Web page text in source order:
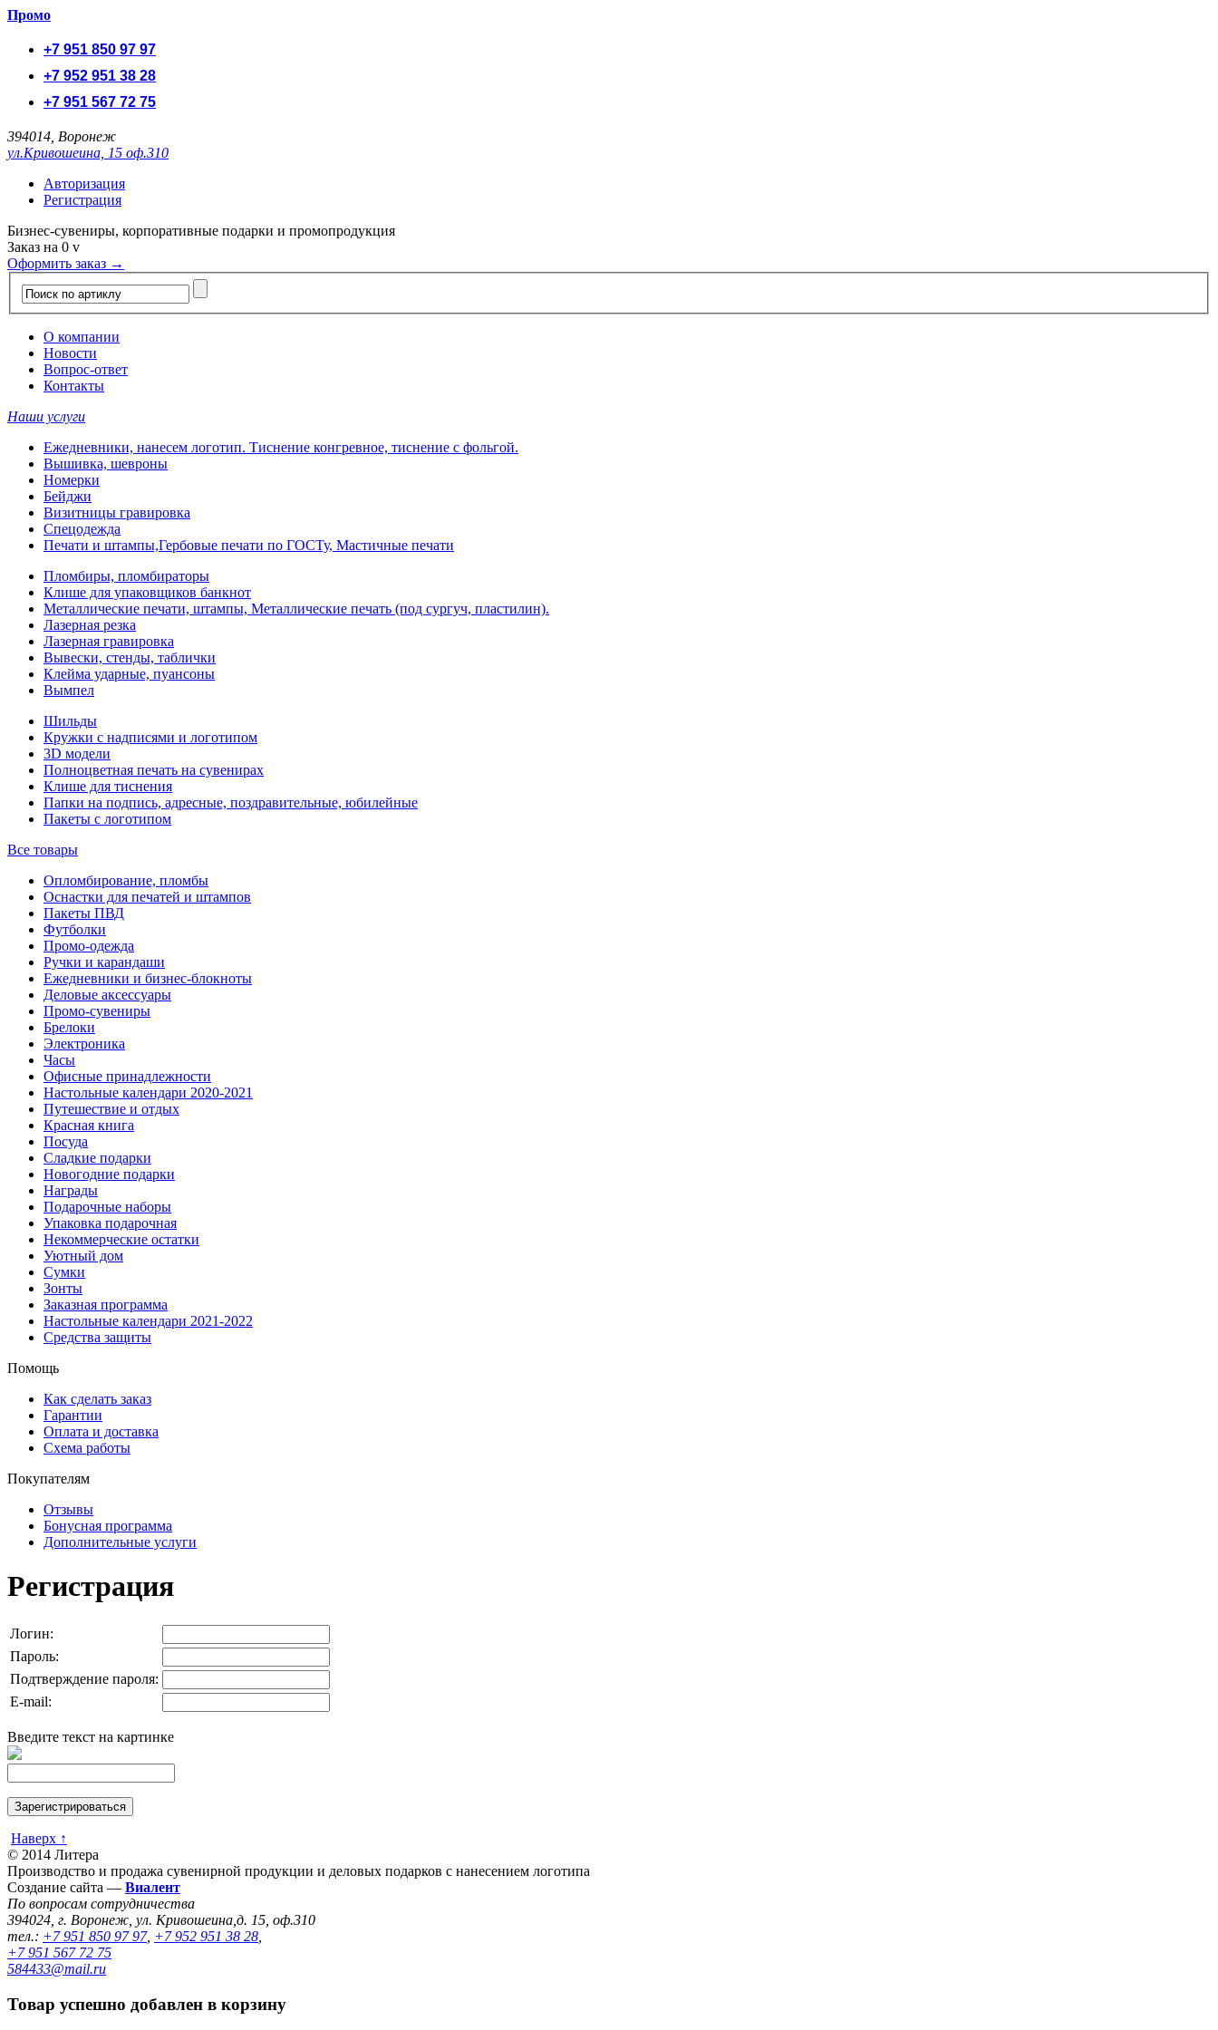
Промо
+7 951 850 97 97
+7 952 951 38 28
+7 951 567 72 75
394014, Воронеж
ул.Кривошеина, 15 оф.310
Авторизация
Регистрация
Бизнес-сувениры, корпоративные подарки и промопродукция
Заказ на 0 v
Оформить заказ →
О компании
Новости
Вопрос-ответ
Контакты
Наши услуги
Ежедневники, нанесем логотип. Тиснение конгревное, тиснение с фольгой.
Вышивка, шевроны
Номерки
Бейджи
Визитницы гравировка
Спецодежда
Печати и штампы,Гербовые печати по ГОСТу, Мастичные печати
Пломбиры, пломбираторы
Клише для упаковщиков банкнот
Металлические печати, штампы, Металлические печать (под сургуч, пластилин).
Лазерная резка
Лазерная гравировка
Вывески, стенды, таблички
Клейма ударные, пуансоны
Вымпел
Шильды
Кружки с надписями и логотипом
3D модели
Полноцветная печать на сувенирах
Клише для тиснения
Папки на подпись, адресные, поздравительные, юбилейные
Пакеты с логотипом
Все товары
Опломбирование, пломбы
Оснастки для печатей и штампов
Пакеты ПВД
Футболки
Промо-одежда
Ручки и карандаши
Ежедневники и бизнес-блокноты
Деловые аксессуары
Промо-сувениры
Брелоки
Электроника
Часы
Офисные принадлежности
Настольные календари 2020-2021
Путешествие и отдых
Красная книга
Посуда
Сладкие подарки
Новогодние подарки
Награды
Подарочные наборы
Упаковка подарочная
Некоммерческие остатки
Уютный дом
Сумки
Зонты
Заказная программа
Настольные календари 2021-2022
Средства защиты
Помощь
Как сделать заказ
Гарантии
Оплата и доставка
Схема работы
Покупателям
Отзывы
Бонусная программа
Дополнительные услуги
Регистрация
Логин:
Пароль:
Подтверждение пароля:
E-mail:
Введите текст на картинке
Наверх ↑
© 2014 Литера
Производство и продажа сувенирной продукции и деловых подарков с нанесением логотипа
Создание сайта — Виалент
По вопросам сотрудничества
394024, г. Воронеж, ул. Кривошеина,д. 15, оф.310
тел.: +7 951 850 97 97, +7 952 951 38 28,
+7 951 567 72 75
584433@mail.ru
Товар успешно добавлен в корзину